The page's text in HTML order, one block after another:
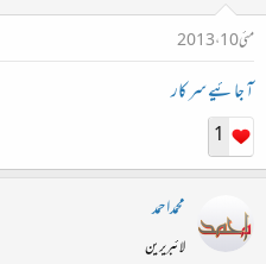
مئی 10، 2013
آ جائیے سر کار
1
محمداحمد
لائبریرین